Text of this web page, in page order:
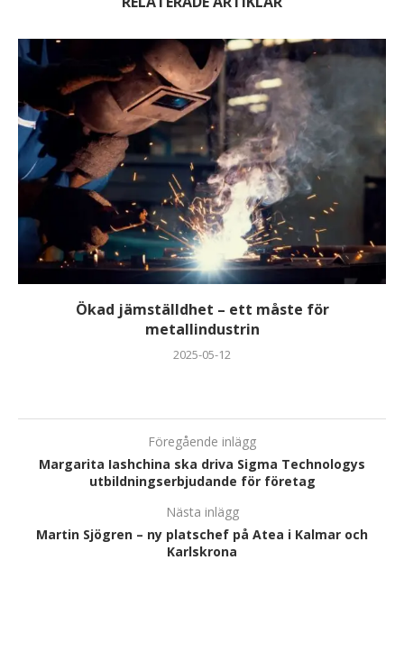
Ökad jämställdhet – ett måste för
metallindustrin
2025-05-12
Föregående inlägg
Margarita Iashchina ska driva Sigma Technologys
utbildningserbjudande för företag
Nästa inlägg
Martin Sjögren – ny platschef på Atea i Kalmar och
Karlskrona